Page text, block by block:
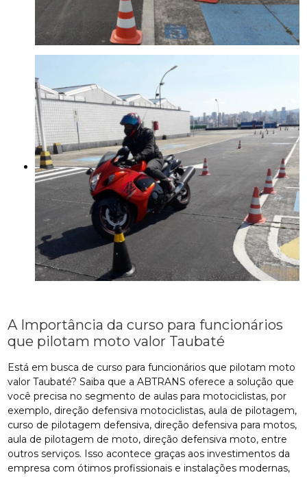
A Importância da curso para funcionários
que pilotam moto valor Taubaté
Está em busca de curso para funcionários que pilotam moto
valor Taubaté? Saiba que a ABTRANS oferece a solução que
você precisa no segmento de aulas para motociclistas, por
exemplo, direção defensiva motociclistas, aula de pilotagem,
curso de pilotagem defensiva, direção defensiva para motos,
aula de pilotagem de moto, direção defensiva moto, entre
outros serviços. Isso acontece graças aos investimentos da
empresa com ótimos profissionais e instalações modernas,